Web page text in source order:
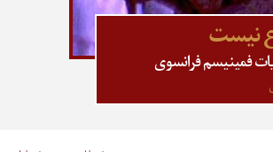
نیست
فمینیسم فرانسوی